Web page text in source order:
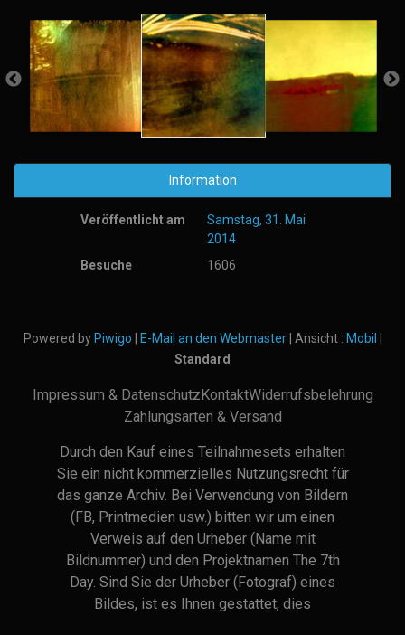
Information
Veröffentlicht am
Samstag, 31. Mai
2014
Besuche
1606
Powered by Piwigo E-Mail an den Webmaster| Ansicht : Mobil
Standard
Impressum & Datenschutz KontaktWiderrufsbelehrung
Zahlungsarten & Versand
Durch den Kauf eines Teilnahmesets erhalten
Sie ein nicht kommerzielles Nutzungsrecht für
das ganze Archiv. Bei Verwendung von Bildern
(FB, Printmedien usw.) bitten wir um einen
Verweis auf den Urheber (Name mit
Bildnummer) und den Projektnamen The 7th
Day. Sind Sie der Urheber (Fotograf) eines
Bildes, ist es Ihnen gestattet, dies